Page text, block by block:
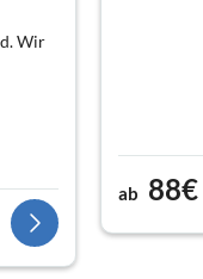
Wir
ab 88€